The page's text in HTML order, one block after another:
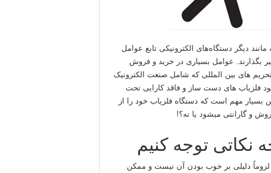
دیگر دستگاه‌های الکترونیکی تابع عوامل
بگذارند. عوامل بسیاری در خرید و فروش
های بین المللی که شامل صنعت الکترونیک
فلزیاب های دست ساز و فاقد کارایی تحت
بسیار مهم است که دستگاه فلزیاب خود را از
و گارانتی میشود یا نه؟!
نکاتی توجه کنیم
لزوماً دلیلی بر خوب بودن آن نیست و ممکن